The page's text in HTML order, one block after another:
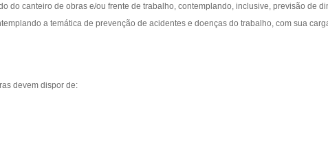
do canteiro de obras e/ou frente de trabalho, contemplando, inclusive, previsão de
a temática de prevenção de acidentes e doenças do trabalho, com sua
devem dispor de: